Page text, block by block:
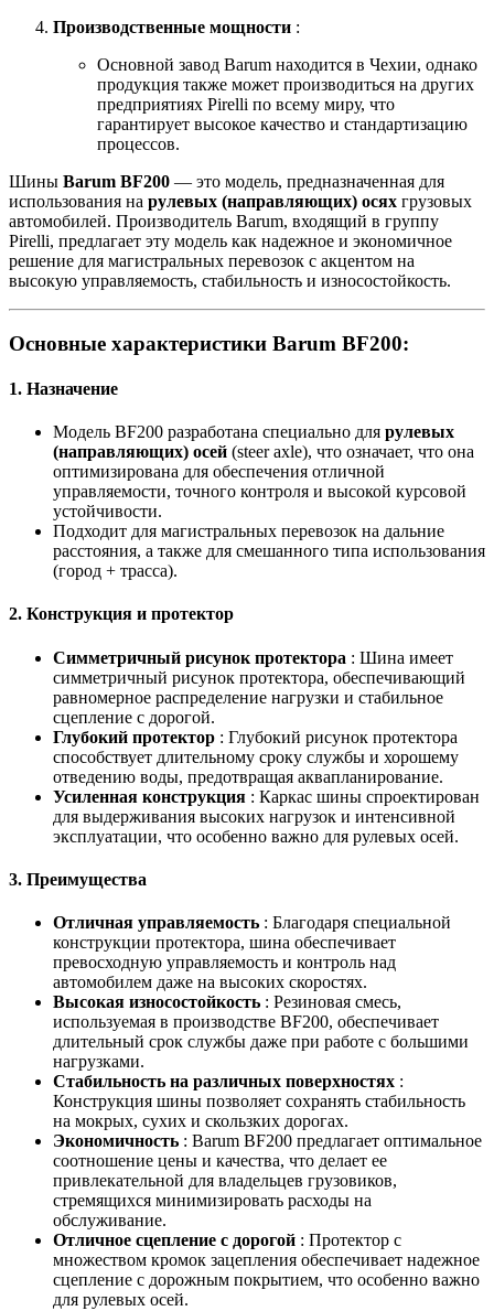
Производственные мощности :
Основной завод Barum находится в Чехии, однако
продукция также может производиться на других
предприятиях Pirelli по всему миру, что
гарантирует высокое качество и стандартизацию
процессов.
Шины Barum BF200 — это модель, предназначенная для
использования на рулевых (направляющих) осях грузовых
автомобилей. Производитель Barum, входящий в группу
Pirelli, предлагает эту модель как надежное и экономичное
решение для магистральных перевозок с акцентом на
высокую управляемость, стабильность и износостойкость.
Основные характеристики Barum BF200:
1. Назначение
Модель BF200 разработана специально для рулевых
(направляющих) осей (steer axle), что означает, что она
оптимизирована для обеспечения отличной
управляемости, точного контроля и высокой курсовой
устойчивости.
Подходит для магистральных перевозок на дальние
расстояния, а также для смешанного типа использования
(город + трасса).
2. Конструкция и протектор
Симметричный рисунок протектора : Шина имеет
симметричный рисунок протектора, обеспечивающий
равномерное распределение нагрузки и стабильное
сцепление с дорогой.
Глубокий протектор : Глубокий рисунок протектора
способствует длительному сроку службы и хорошему
отведению воды, предотвращая аквапланирование.
Усиленная конструкция : Каркас шины спроектирован
для выдерживания высоких нагрузок и интенсивной
эксплуатации, что особенно важно для рулевых осей.
3. Преимущества
Отличная управляемость : Благодаря специальной
конструкции протектора, шина обеспечивает
превосходную управляемость и контроль над
автомобилем даже на высоких скоростях.
Высокая износостойкость : Резиновая смесь,
используемая в производстве BF200, обеспечивает
длительный срок службы даже при работе с большими
нагрузками.
Стабильность на различных поверхностях :
Конструкция шины позволяет сохранять стабильность
на мокрых, сухих и скользких дорогах.
Экономичность : Barum BF200 предлагает оптимальное
соотношение цены и качества, что делает ее
привлекательной для владельцев грузовиков,
стремящихся минимизировать расходы на
обслуживание.
Отличное сцепление с дорогой : Протектор с
множеством кромок зацепления обеспечивает надежное
сцепление с дорожным покрытием, что особенно важно
для рулевых осей.